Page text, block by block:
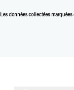
Les données collectées